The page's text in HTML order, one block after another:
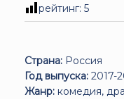
рейтинг: 5
Страна: Россия
Год выпуска: 2017-
Жанр: комедия,